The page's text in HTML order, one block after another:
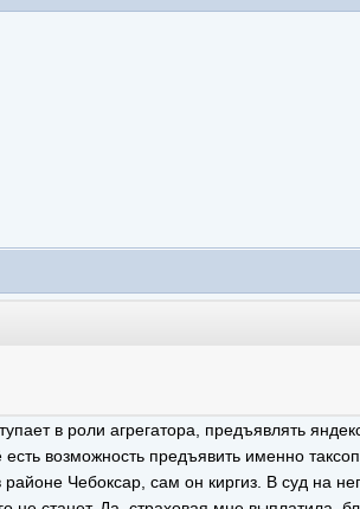
в роли агрегатора, предъявлять
возможность предъявить именно
Чебоксар, сам он киргиз. В суд на